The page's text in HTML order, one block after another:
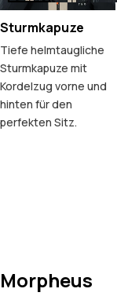
Sturmkapuze
Tiefe helmtaugliche
Sturmkapuze mit
Kordelzug vorne und
hinten für den
perfekten Sitz.
Morpheus